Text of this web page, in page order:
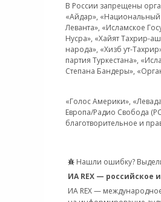
В России запрещены
«Айдар», «Национальный
Леванта», «Исламское
Нусра», «Хайят Тахрир-
народа», «Хизб ут-
партия Туркестана»,
Степана Бандеры»,
«Голос Америки»,
Европа/Радио Свобода
благотворительное и
Нашли ошибку?
ИА REX — российское
ИА REX —